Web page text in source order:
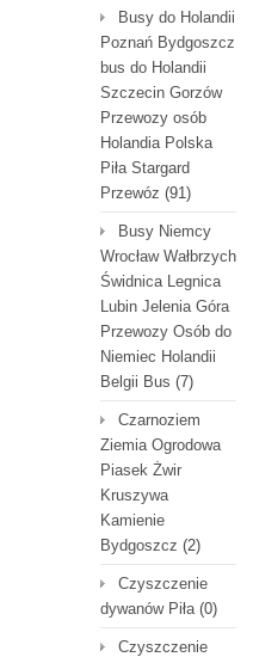
Busy do Holandii
Poznań Bydgoszcz
bus do Holandii
Szczecin Gorzów
Przewozy osób
Holandia Polska
Piła Stargard
Przewóz (91)
Busy Niemcy
Wrocław Wałbrzych
Świdnica Legnica
Lubin Jelenia Góra
Przewozy Osób do
Niemiec Holandii
Belgii Bus (7)
Czarnoziem
Ziemia Ogrodowa
Piasek Żwir
Kruszywa
Kamienie
Bydgoszcz (2)
Czyszczenie
dywanów Piła(0)
Czyszczenie